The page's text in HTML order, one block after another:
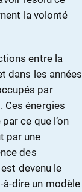
la volonté
entre la
dans les années
par
Ces énergies
ce que l’on
par une
des
devenu le
à-dire un modèle